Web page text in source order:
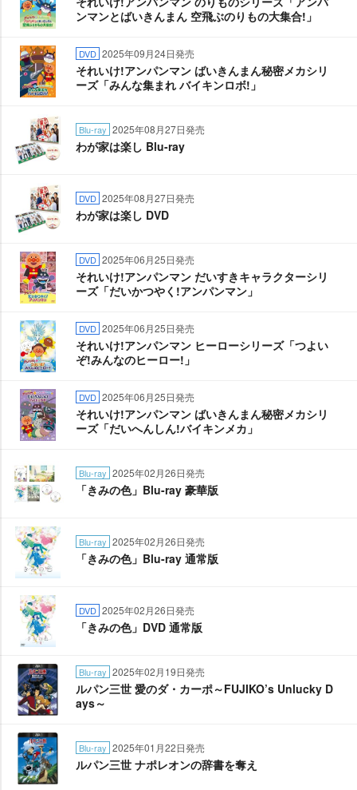
ンマンとばいきんまん 空飛ぶのりもの大集合!」
DVD 2025年09月24日発売
それいけ!アンパンマン ばいきんまん秘密メカシリ
ーズ「みんな集まれ バイキンロボ!」
Blu-ray 2025年08月27日発売
わが家は楽し Blu-ray
DVD 2025年08月27日発売
わが家は楽し DVD
DVD 2025年06月25日発売
それいけ!アンパンマン だいすきキャラクターシリ
ーズ「だいかつやく!アンパンマン」
DVD 2025年06月25日発売
それいけ!アンパンマン ヒーローシリーズ「つよい
ぞ!みんなのヒーロー!」
DVD 2025年06月25日発売
それいけ!アンパンマン ばいきんまん秘密メカシリ
ーズ「だいへんしん!バイキンメカ」
Blu-ray 2025年02月26日発売
「きみの色」Blu-ray 豪華版
Blu-ray 2025年02月26日発売
「きみの色」Blu-ray 通常版
DVD 2025年02月26日発売
「きみの色」DVD 通常版
Blu-ray 2025年02月19日発売
ルパン三世 愛のダ・カーポ～FUJIKO’s Unlucky D
ays～
Blu-ray 2025年01月22日発売
ルパン三世 ナポレオンの辞書を奪え